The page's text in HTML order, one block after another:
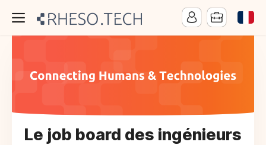
Le job board des ingénieurs